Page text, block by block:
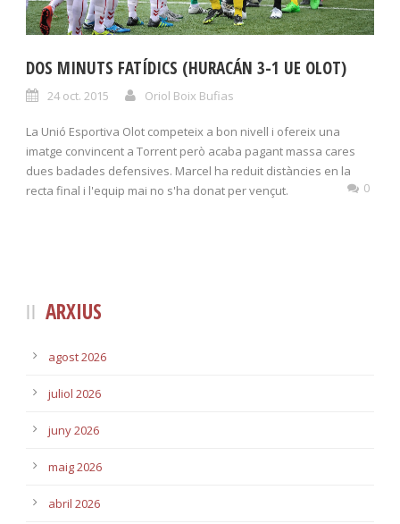
DOS MINUTS FATÍDICS (HURACÁN 3-1 UE OLOT)
24 oct. 2015 Oriol Boix Bufias
La Unió Esportiva Olot competeix a bon nivell i ofereix una
imatge convincent a Torrent però acaba pagant massa cares
dues badades defensives. Marcel ha reduit distàncies en la
recta final i l'equip mai no s'ha donat per vençut.
0
ARXIUS
agost 2026
juliol 2026
juny 2026
maig 2026
abril 2026